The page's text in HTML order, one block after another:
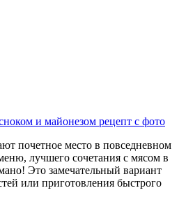
и майонезом рецепт с фото
почетное место в повседневном
лучшего сочетания с мясом в
Это замечательный вариант
или приготовления быстрого